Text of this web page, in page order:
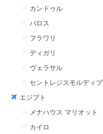
カンドゥル
バロス
フラワリ
ディガリ
ヴェラサル
セントレジスモルディブ
エジプト
メナハウス マリオット
カイロ